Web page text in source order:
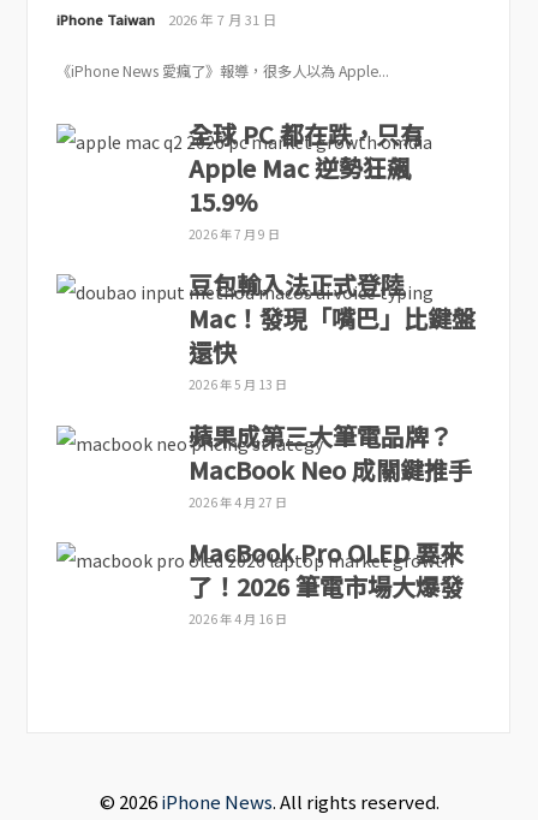
iPhone Taiwan 2026 年 7 月 31 日
《iPhone News 愛瘋了》報導，很多人以為 Apple...
全球 PC 都在跌，只有
Apple Mac 逆勢狂飆
15.9%
2026 年 7 月 9 日
豆包輸入法正式登陸
Mac！發現「嘴巴」比鍵盤
還快
2026 年 5 月 13 日
蘋果成第三大筆電品牌？
MacBook Neo 成關鍵推手
2026 年 4 月 27 日
MacBook Pro OLED 要來
了！2026 筆電市場大爆發
2026 年 4 月 16 日
© 2026iPhone News. All rights reserved.